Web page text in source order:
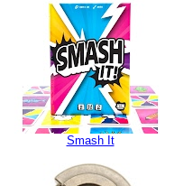
Smash It